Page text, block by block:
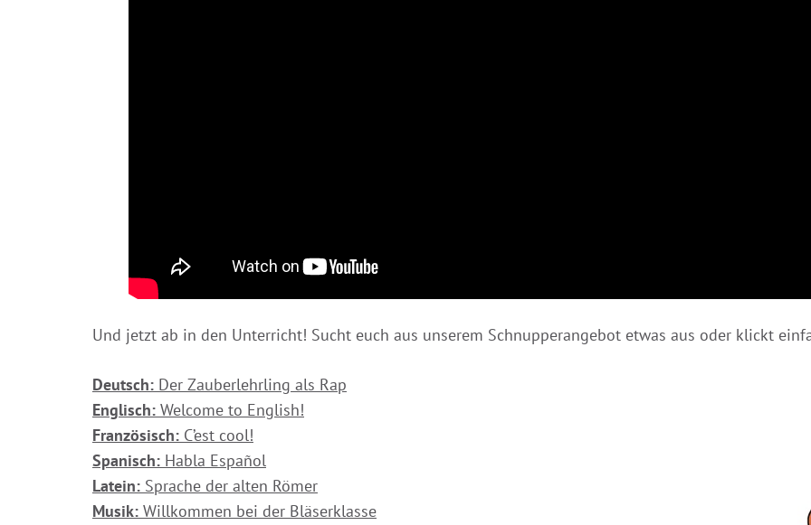
Und jetzt ab in den Unterricht! Sucht euch aus unserem Schnupperangebot etwas aus oder klickt
Deutsch: Der Zauberlehrling als Rap
Englisch: Welcome to English!
Französisch: C’est cool!
Spanisch: Habla Español
Latein: Sprache der alten Römer
Musik: Willkommen bei der Bläserklasse